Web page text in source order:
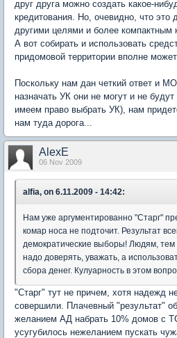
друг друга можно создать какое-
кредитования. Но, очевидно, что это
другими целями и более компактным
А вот собирать и использовать
придомовой территории вполне
Поскольку нам дан четкий ответ и
назначать УК они не могут и не
имеем право выбрать УК), нам
нам туда дорога...
AlexE
06 Nov 2009
alfia, on 6.11.2009 - 14:42:
Нам уже аргументированно "Старг"
комар носа не подточит. Результат
демократические выборы! Людям,
надо доверять, уважать, а
сбора денег. Кулуарность в этом
"Старг" тут не причем, хотя надежд
совершили. Плачевный "результат"
желанием АД набрать 10% домов с
усугубилось нежеланием пускать